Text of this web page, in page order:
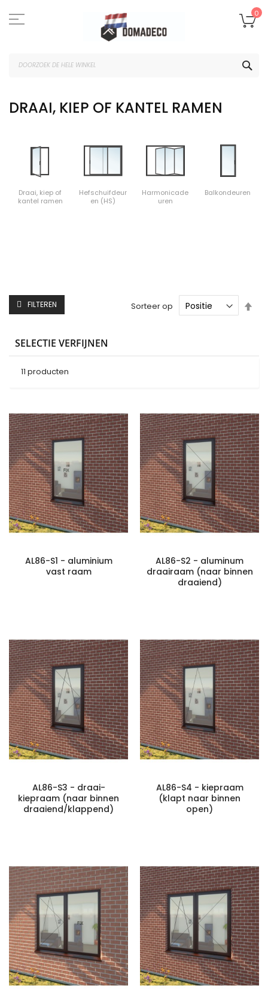
naar
de
0
DRAAI, KIEP OF KANTEL RAMEN
Draai, kiep of
kantel ramen
Hefschuifdeur
en (HS)
Harmonicade
uren
Balkondeuren
11 producten
Sorteer op
AL86-S1 - aluminium
vast raam
AL86-S2 - aluminum
draairaam (naar binnen
draaiend)
AL86-S3 - draai-
kiepraam (naar binnen
draaiend/klappend)
AL86-S4 - kiepraam
(klapt naar binnen
open)
FILTEREN
SELECTIE VERFIJNEN